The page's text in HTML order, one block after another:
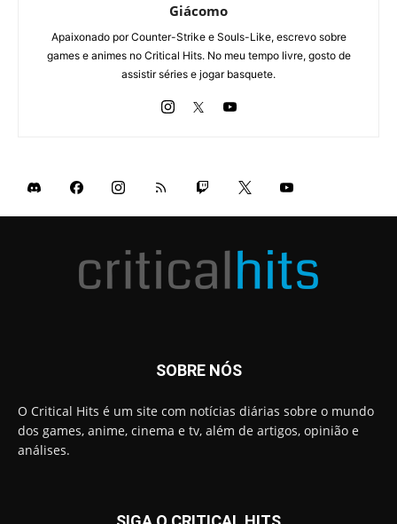
Giácomo
Apaixonado por Counter-Strike e Souls-Like, escrevo sobre
games e animes no Critical Hits. No meu tempo livre, gosto de
assistir séries e jogar basquete.
SOBRE NÓS
O Critical Hits é um site com notícias diárias sobre o mundo
dos games, anime, cinema e tv, além de artigos, opinião e
análises.